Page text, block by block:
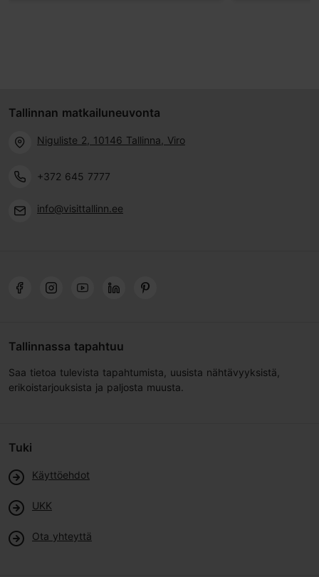
Tallinnan matkailuneuvonta
Niguliste 2, 10146 Tallinna, Viro
+372 645 7777
info@visittallinn.ee
Tallinnassa tapahtuu
Saa tietoa tulevista tapahtumista, uusista nähtävyyksistä,
erikoistarjouksista ja paljosta muusta.
Tuki
Käyttöehdot
UKK
Ota yhteyttä